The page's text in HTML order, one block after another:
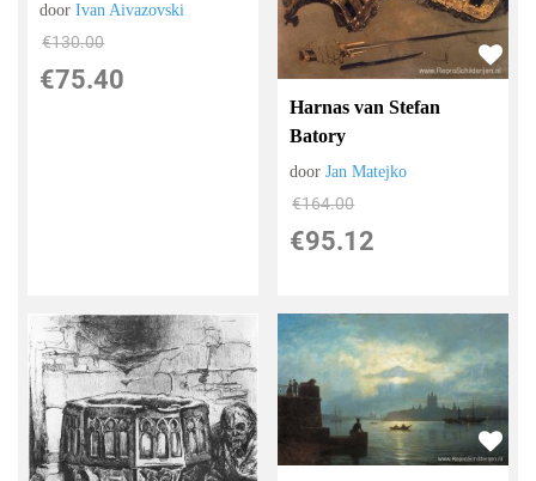
doorIvan Aivazovski
€130.00
€75.40
Harnas van Stefan
Batory
doorJan Matejko
€164.00
€95.12